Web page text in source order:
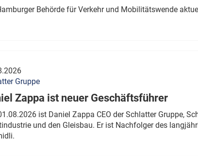
Behörde für Verkehr und Mobilitätswende
Gruppe
Zappa ist neuer Geschäftsführer
ist Daniel Zappa CEO der Schlatter Gruppe,
und den Gleisbau. Er ist Nachfolger des